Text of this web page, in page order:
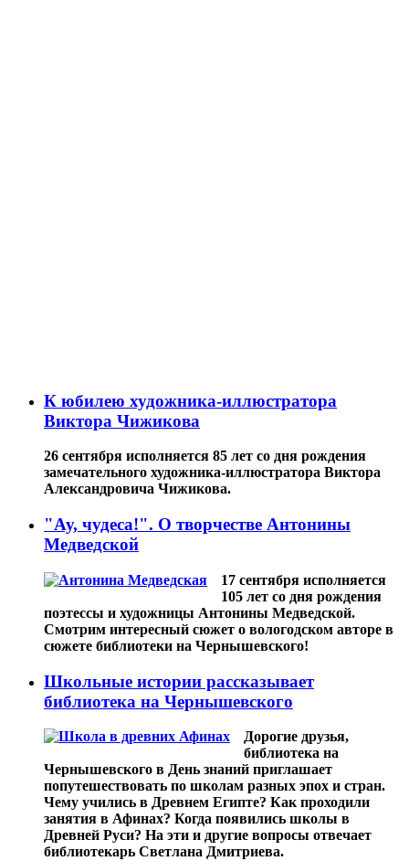
К юбилею художника-иллюстратора
Виктора Чижикова
26 сентября исполняется 85 лет со дня рождения
замечательного художника-иллюстратора Виктора
Александровича Чижикова.
"Ау, чудеса!". О творчестве Антонины
Медведской
17 сентября исполняется
105 лет со дня рождения
поэтессы и художницы Антонины Медведской.
Смотрим интересный сюжет о вологодском авторе в
сюжете библиотеки на Чернышевского!
Школьные истории рассказывает
библиотека на Чернышевского
Дорогие друзья,
библиотека на
Чернышевского в День знаний приглашает
попутешествовать по школам разных эпох и стран.
Чему учились в Древнем Египте? Как проходили
занятия в Афинах? Когда появились школы в
Древней Руси? На эти и другие вопросы отвечает
библиотекарь Светлана Дмитриева.